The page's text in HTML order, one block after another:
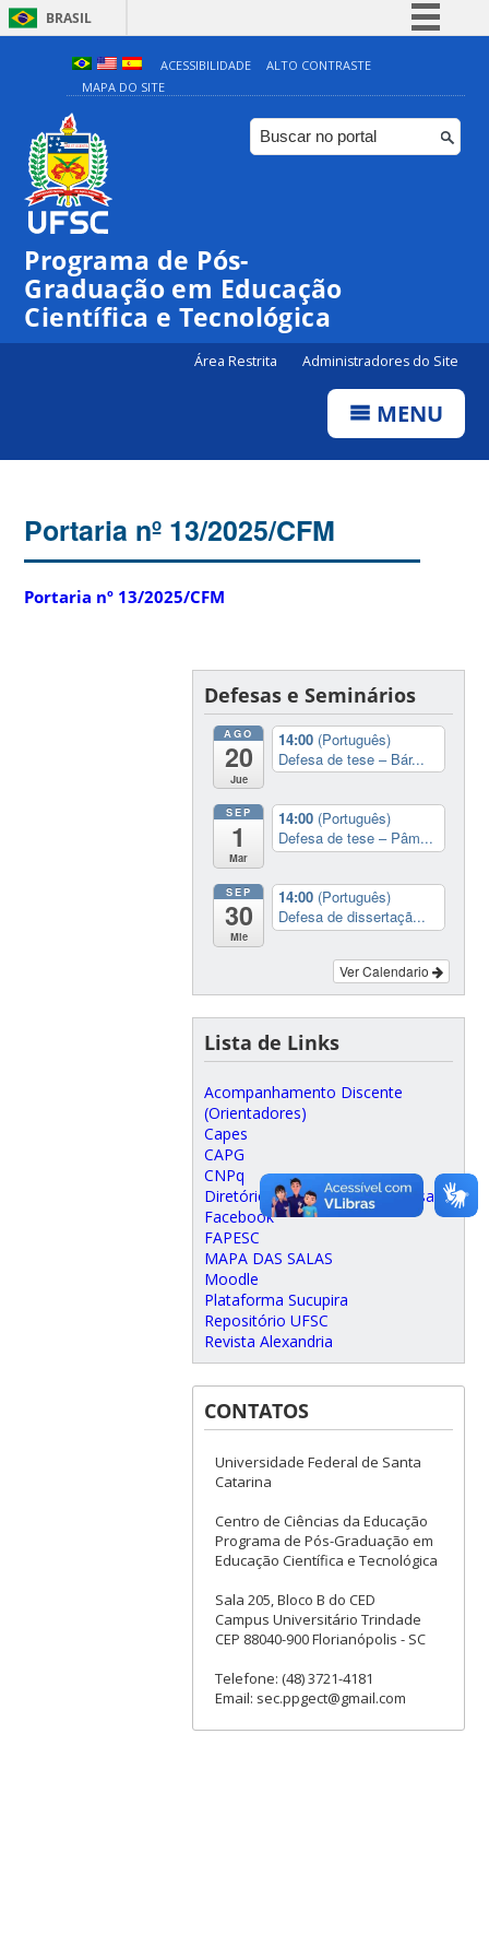
BRASIL
Simplifique!
Comunica BR
Participe
ACESSIBILIDADE
ALTO CONTRASTE
MAPA DO SITE
Programa de Pós-
Graduação em Educação
Científica e Tecnológica
Área Restrita Administradores do Site
MENU
Portaria nº 13/2025/CFM
Portaria nº 13/2025/CFM
Defesas e Seminários
AGO
20
Jue
14:00 (Português)
Defesa de tese – Bár...
SEP
1
Mar
14:00 (Português)
Defesa de tese – Pâm...
SEP
30
Mie
14:00 (Português)
Defesa de dissertaçã...
Ver Calendario
Lista de Links
Acompanhamento Discente
(Orientadores)
Capes
CAPG
CNPq
Diretório de Grupos de Pesquisa
Facebook
FAPESC
MAPA DAS SALAS
Moodle
Plataforma Sucupira
Repositório UFSC
Revista Alexandria
CONTATOS
Universidade Federal de Santa
Catarina
Centro de Ciências da Educação
Programa de Pós-Graduação em
Educação Científica e Tecnológica
Sala 205, Bloco B do CED
Campus Universitário Trindade
CEP 88040-900 Florianópolis - SC
Telefone: (48) 3721-4181
Email: sec.ppgect@gmail.com